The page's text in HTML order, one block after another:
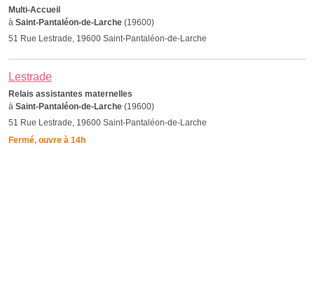
Multi-Accueil
à Saint-Pantaléon-de-Larche (19600)
51 Rue Lestrade, 19600 Saint-Pantaléon-de-Larche
Lestrade
Relais assistantes maternelles
à Saint-Pantaléon-de-Larche (19600)
51 Rue Lestrade, 19600 Saint-Pantaléon-de-Larche
Fermé, ouvre à 14h